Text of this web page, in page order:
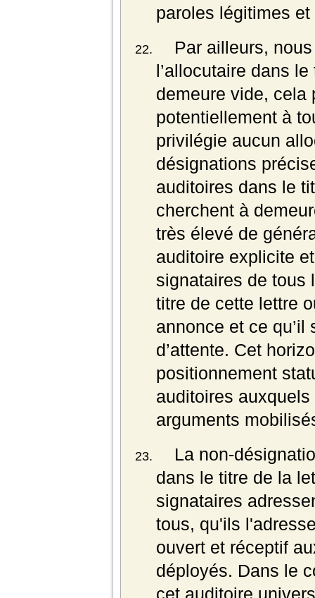
paroles légitimes et
Par ailleurs,
l’allocutaire dans
demeure vide, cela
potentiellement à
privilégie aucun
désignations
auditoires dans le
cherchent à
très élevé de
auditoire explicite
signataires de tous
titre de cette lettre
annonce et ce
d’attente. Cet
positionnement
auditoires auxquels
arguments
La non-
dans le titre de la
signataires
tous, qu'ils
ouvert et réceptif
déployés. Dans le
cet auditoire